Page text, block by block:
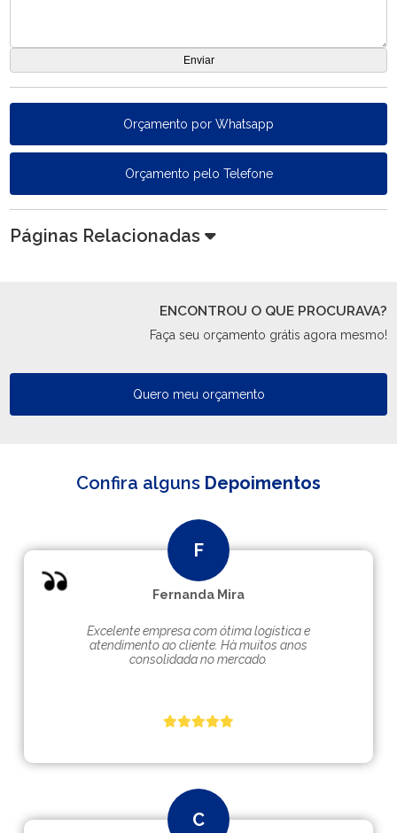
Orçamento por Whatsapp
Orçamento pelo Telefone
Páginas Relacionadas
ENCONTROU O QUE PROCURAVA?
Faça seu orçamento grátis agora mesmo!
Quero meu orçamento
Confira alguns Depoimentos
Fernanda Mira
Excelente empresa com ótima logística e
atendimento ao cliente. Hà muitos anos
consolidada no mercado.